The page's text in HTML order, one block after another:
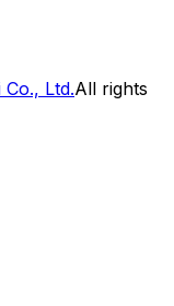
Co., Ltd.All rights